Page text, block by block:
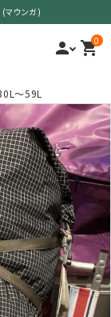
マウンガ)
person 0
shopping_cart
～59L